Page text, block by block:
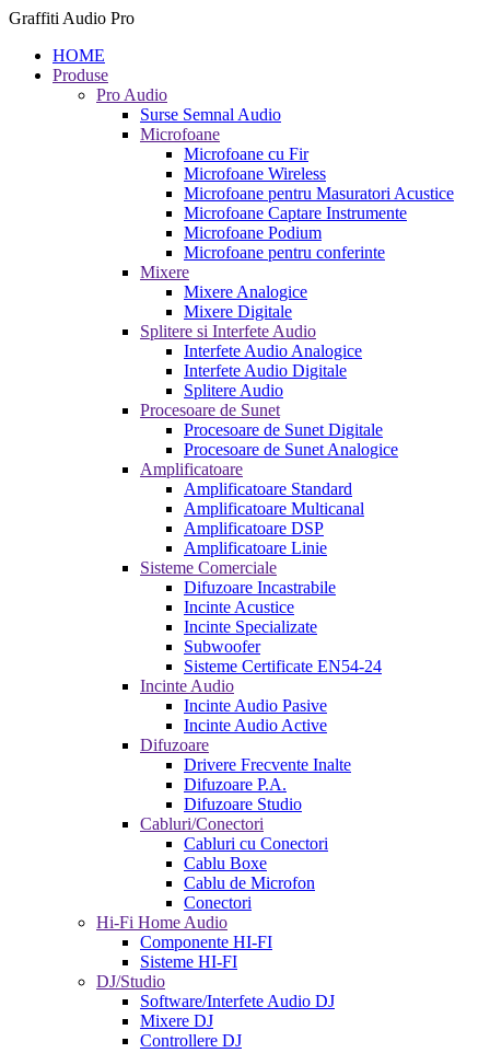
Graffiti Audio Pro
HOME
Produse
Pro Audio
Surse Semnal Audio
Microfoane
Microfoane cu Fir
Microfoane Wireless
Microfoane pentru Masuratori Acustice
Microfoane Captare Instrumente
Microfoane Podium
Microfoane pentru conferinte
Mixere
Mixere Analogice
Mixere Digitale
Splitere si Interfete Audio
Interfete Audio Analogice
Interfete Audio Digitale
Splitere Audio
Procesoare de Sunet
Procesoare de Sunet Digitale
Procesoare de Sunet Analogice
Amplificatoare
Amplificatoare Standard
Amplificatoare Multicanal
Amplificatoare DSP
Amplificatoare Linie
Sisteme Comerciale
Difuzoare Incastrabile
Incinte Acustice
Incinte Specializate
Subwoofer
Sisteme Certificate EN54-24
Incinte Audio
Incinte Audio Pasive
Incinte Audio Active
Difuzoare
Drivere Frecvente Inalte
Difuzoare P.A.
Difuzoare Studio
Cabluri/Conectori
Cabluri cu Conectori
Cablu Boxe
Cablu de Microfon
Conectori
Hi-Fi Home Audio
Componente HI-FI
Sisteme HI-FI
DJ/Studio
Software/Interfete Audio DJ
Mixere DJ
Controllere DJ